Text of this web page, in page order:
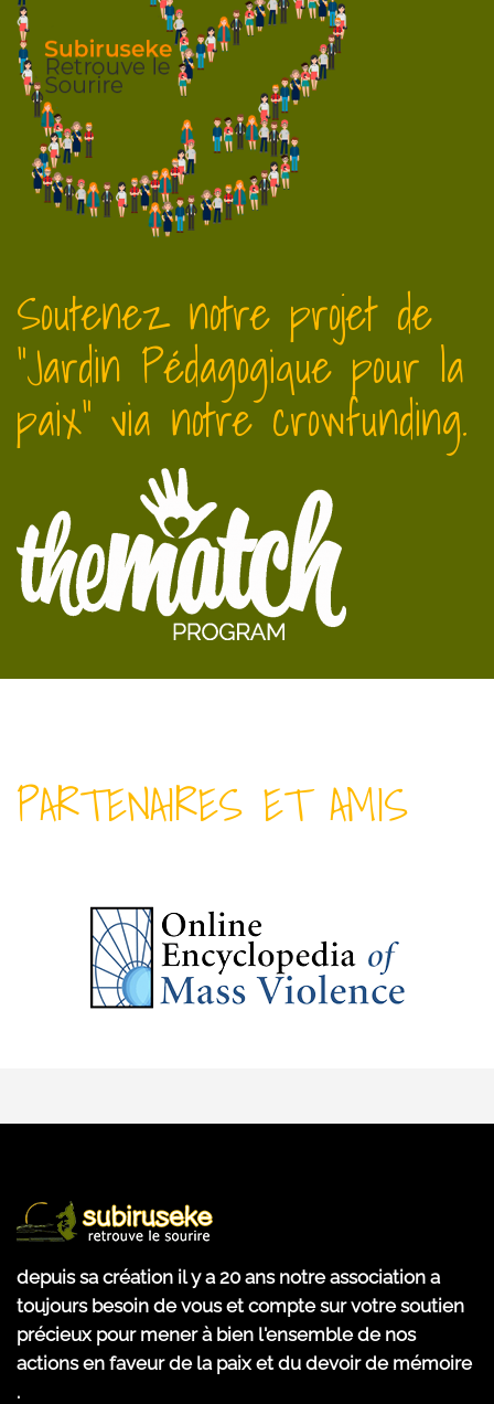
Soutenez notre projet de
"Jardin Pédagogique pour la
paix" via notre crowfunding.
PARTENAIRES ET AMIS
depuis sa création il y a 20 ans notre association a
toujours besoin de vous et compte sur votre soutien
précieux pour mener à bien l'ensemble de nos
actions en faveur de la paix et du devoir de mémoire
.